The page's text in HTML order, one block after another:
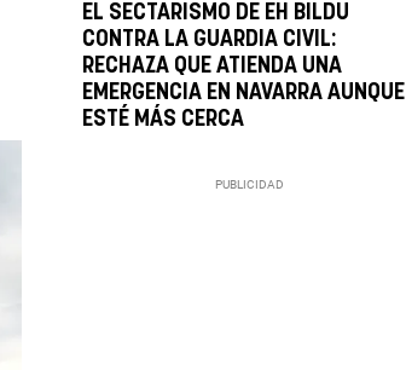
EL SECTARISMO DE EH BILDU
CONTRA LA GUARDIA CIVIL:
RECHAZA QUE ATIENDA UNA
EMERGENCIA EN NAVARRA AUNQUE
ESTÉ MÁS CERCA